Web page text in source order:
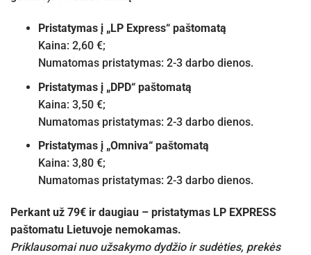
Pristatymas į „LP Express“ paštomatą
Kaina: 2,60 €;
Numatomas pristatymas: 2-3 darbo dienos.
Pristatymas į „DPD“ paštomatą
Kaina: 3,50 €;
Numatomas pristatymas: 2-3 darbo dienos.
Pristatymas į „Omniva“ paštomatą
Kaina: 3,80 €;
Numatomas pristatymas: 2-3 darbo dienos.
Perkant už 79€ ir daugiau – pristatymas LP EXPRESS
paštomatu Lietuvoje nemokamas.
Priklausomai nuo užsakymo dydžio ir sudėties, prekės